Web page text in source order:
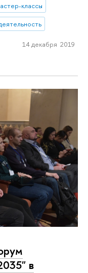
классы
14 декабря 2019
в